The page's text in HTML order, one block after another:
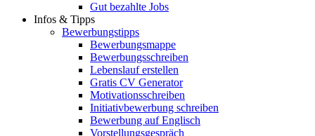
Gut bezahlte Jobs
Infos & Tipps
Bewerbungstipps
Bewerbungsmappe
Bewerbungsschreiben
Lebenslauf erstellen
Gratis CV Generator
Motivationsschreiben
Initiativbewerbung schreiben
Bewerbung auf Englisch
Vorstellungsgespräch